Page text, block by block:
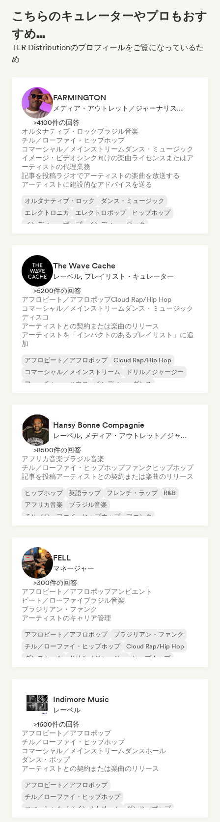
こちらのキュレーターやプロもおす
すめ...
TLR Distributionのプロフィールをご覧になっているた
め
FARMINGTON
メディア・アウトレット／ジャーナリスト, メンター, ラジオ局, シンク・スーパーバイザー
>4100件の回答
オルタナティブ・ロックブラジル音楽
チル／ローファイ・ヒップホップ
コマーシャル／メインストリーム ダンス・ミュージック
イメージ・ビデオシンク向けの楽曲ライセンスまたはア
ーティストの代理業務
記事を投稿ラジオでアーティストの楽曲を放送する
アーティストに建設的なアドバイスを送る
オルタナティブ・ロック
ダンス・ミュージック
エレクトロニカ
エレクトロポップ
ヒップホップ
インディー・ポップ
インディー・ロック
The Wave Cache
レーベル, プレイリスト・キュレーター
>5200件の回答
アフロビート／アフロポップCloud Rap/Hip Hop
コマーシャル／メインストリーム ダンス・ミュージック
ディスコ
アーティストとの契約または楽曲のリリース
アーティストを「インパクトのあるプレイリスト」に追
加
アフロビート／アフロポップ
Cloud Rap/Hip Hop
コマーシャル／メインストリーム
ドリル／ジャージー
フューチャー・ハウス
インディー・ダンス
Hansy Bonne Compagnie
レーベル, メディア・アウトレット／ジャーナリスト
>8500件の回答
アフリカ音楽ブラジル音楽
チル／ローファイ・ヒップホップファンク ヒップホップ
記事を投稿アーティストとの契約または楽曲のリリース
ヒップホップ 英語ラップ フレンチ・ラップ
R&B
アフリカ音楽
ブラジル音楽
チル／ローファイ・ヒップホップ
ファンク
FELL
マネージャー
>300件の回答
アフロビート／アフロポップアンビエント
ビート／ローファイブラジル音楽
ブラジリアン・ファンク
アーティストのキャリア管理
アフロビート／アフロポップ
ブラジリアン・ファンク
チル／ローファイ・ヒップホップ
Cloud Rap/Hip Hop
ダンスホール
ドリル／ジャージー
ヒップホップ
Indimore Music
レーベル
>1600件の回答
アフロビート／アフロポップ
チル／ローファイ・ヒップホップ
コマーシャル／メインストリーム ダンスホール
ダンス・ポップ
アーティストとの契約または楽曲のリリース
アフロビート／アフロポップ
チル／ローファイ・ヒップホップ
コマーシャル／メインストリーム
ダンス・ポップ